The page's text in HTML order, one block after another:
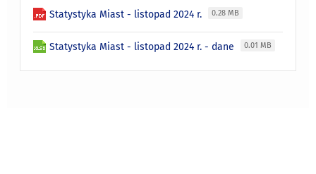
Statystyka Miast - listopad 2024 r. 0.28 MB
Statystyka Miast - listopad 2024 r. - dane 0.01 MB